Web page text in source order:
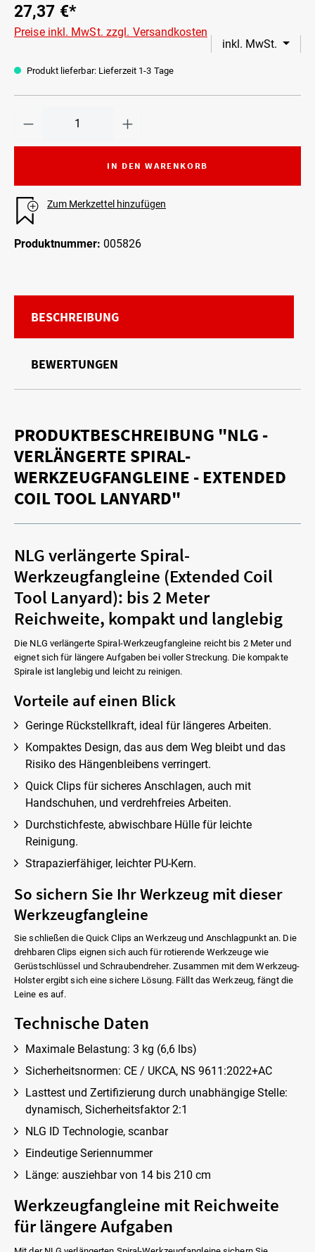
27,37 €*
inkl. MwSt.
Preise inkl. MwSt. zzgl. Versandkosten
Produkt lieferbar: Lieferzeit 1-3 Tage
IN DEN WARENKORB
Zum Merkzettel hinzufügen
Produktnummer: 005826
BESCHREIBUNG
BEWERTUNGEN
PRODUKTBESCHREIBUNG "NLG -
VERLÄNGERTE SPIRAL-
WERKZEUGFANGLEINE - EXTENDED
COIL TOOL LANYARD"
NLG verlängerte Spiral-
Werkzeugfangleine (Extended Coil
Tool Lanyard): bis 2 Meter
Reichweite, kompakt und langlebig
Die NLG verlängerte Spiral-Werkzeugfangleine reicht bis 2 Meter und
eignet sich für längere Aufgaben bei voller Streckung. Die kompakte
Spirale ist langlebig und leicht zu reinigen.
Vorteile auf einen Blick
Geringe Rückstellkraft, ideal für längeres Arbeiten.
Kompaktes Design, das aus dem Weg bleibt und das
Risiko des Hängenbleibens verringert.
Quick Clips für sicheres Anschlagen, auch mit
Handschuhen, und verdrehfreies Arbeiten.
Durchstichfeste, abwischbare Hülle für leichte
Reinigung.
Strapazierfähiger, leichter PU-Kern.
So sichern Sie Ihr Werkzeug mit dieser
Werkzeugfangleine
Sie schließen die Quick Clips an Werkzeug und Anschlagpunkt an. Die
drehbaren Clips eignen sich auch für rotierende Werkzeuge wie
Gerüstschlüssel und Schraubendreher. Zusammen mit dem Werkzeug-
Holster ergibt sich eine sichere Lösung. Fällt das Werkzeug, fängt die
Leine es auf.
Technische Daten
Maximale Belastung: 3 kg (6,6 lbs)
Sicherheitsnormen: CE / UKCA, NS 9611:2022+AC
Lasttest und Zertifizierung durch unabhängige Stelle:
dynamisch, Sicherheitsfaktor 2:1
NLG ID Technologie, scanbar
Eindeutige Seriennummer
Länge: ausziehbar von 14 bis 210 cm
Werkzeugfangleine mit Reichweite
für längere Aufgaben